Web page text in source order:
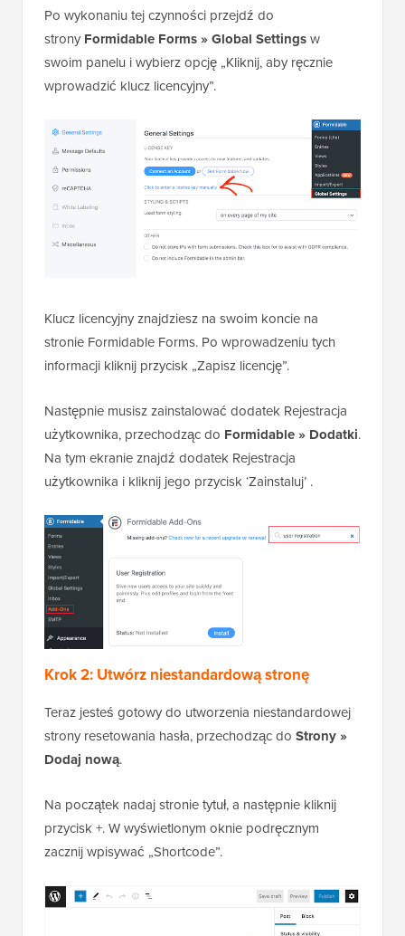
Po wykonaniu tej czynności przejdź do
strony Formidable Forms » Global Settingsw
swoim panelu i wybierz opcję „Kliknij, aby ręcznie
wprowadzić klucz licencyjny”.
Klucz licencyjny znajdziesz na swoim koncie na
stronie Formidable Forms. Po wprowadzeniu tych
informacji kliknij przycisk „Zapisz licencję”.
Następnie musisz zainstalować dodatek Rejestracja
użytkownika, przechodząc do Formidable » Dodatki.
Na tym ekranie znajdź dodatek Rejestracja
użytkownika i kliknij jego przycisk ‘Zainstaluj’ .
Krok 2: Utwórz niestandardową stronę
Teraz jesteś gotowy do utworzenia niestandardowej
strony resetowania hasła, przechodząc do Strony »
Dodaj nową.
Na początek nadaj stronie tytuł, a następnie kliknij
przycisk +. W wyświetlonym oknie podręcznym
zacznij wpisywać „Shortcode”.